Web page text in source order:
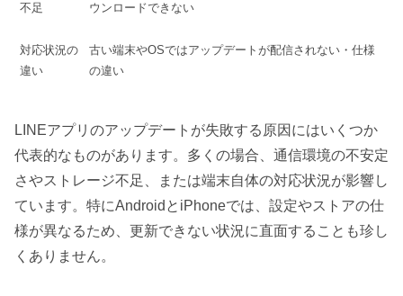
不足
ウンロードできない
対応状況の
違い
古い端末やOSではアップデートが配信されない・仕様
の違い
LINEアプリのアップデートが失敗する原因にはいくつか
代表的なものがあります。多くの場合、通信環境の不安定
さやストレージ不足、または端末自体の対応状況が影響し
ています。特にAndroidとiPhoneでは、設定やストアの仕
様が異なるため、更新できない状況に直面することも珍し
くありません。